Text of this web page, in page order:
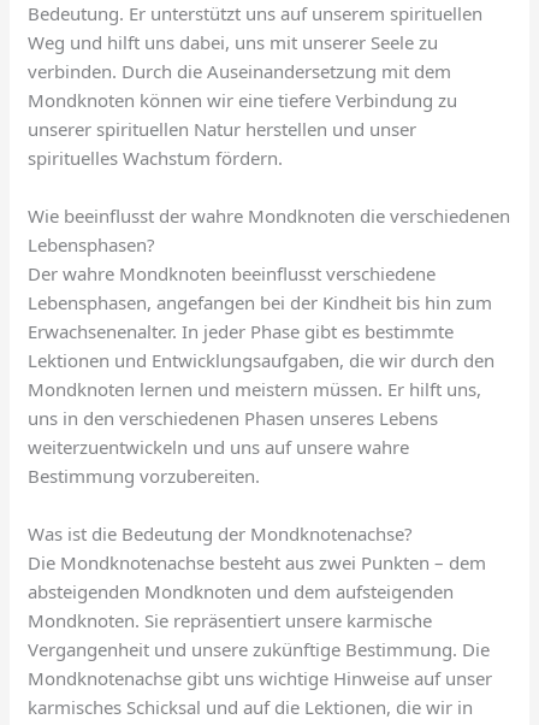
Bedeutung. Er unterstützt uns auf unserem spirituellen
Weg und hilft uns dabei, uns mit unserer Seele zu
verbinden. Durch die Auseinandersetzung mit dem
Mondknoten können wir eine tiefere Verbindung zu
unserer spirituellen Natur herstellen und unser
spirituelles Wachstum fördern.
Wie beeinflusst der wahre Mondknoten die verschiedenen
Lebensphasen?
Der wahre Mondknoten beeinflusst verschiedene
Lebensphasen, angefangen bei der Kindheit bis hin zum
Erwachsenenalter. In jeder Phase gibt es bestimmte
Lektionen und Entwicklungsaufgaben, die wir durch den
Mondknoten lernen und meistern müssen. Er hilft uns,
uns in den verschiedenen Phasen unseres Lebens
weiterzuentwickeln und uns auf unsere wahre
Bestimmung vorzubereiten.
Was ist die Bedeutung der Mondknotenachse?
Die Mondknotenachse besteht aus zwei Punkten – dem
absteigenden Mondknoten und dem aufsteigenden
Mondknoten. Sie repräsentiert unsere karmische
Vergangenheit und unsere zukünftige Bestimmung. Die
Mondknotenachse gibt uns wichtige Hinweise auf unser
karmisches Schicksal und auf die Lektionen, die wir in